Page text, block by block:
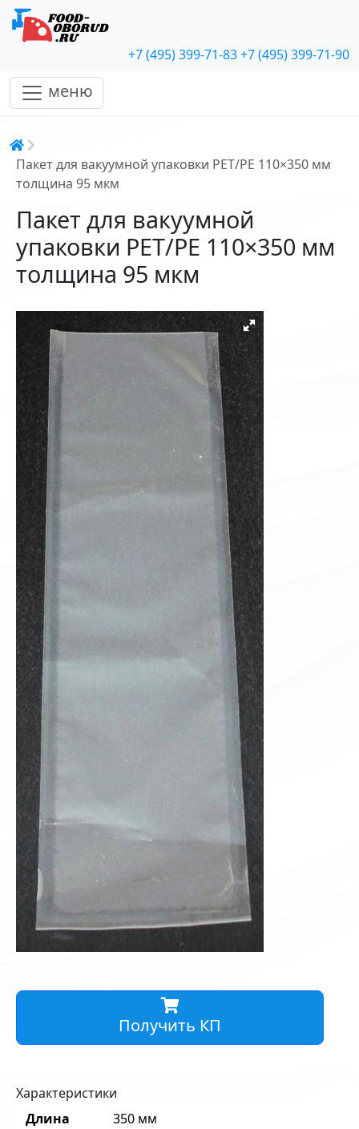
+7 (495) 399-71-83+7 (495) 399-71-90
меню
Строка навигации
Пакет для вакуумной упаковки PET/PE 110×350 мм
толщина 95 мкм
Пакет для вакуумной
упаковки PET/PE 110×350 мм
толщина 95 мкм
Получить КП
Характеристики
Длина
350 мм